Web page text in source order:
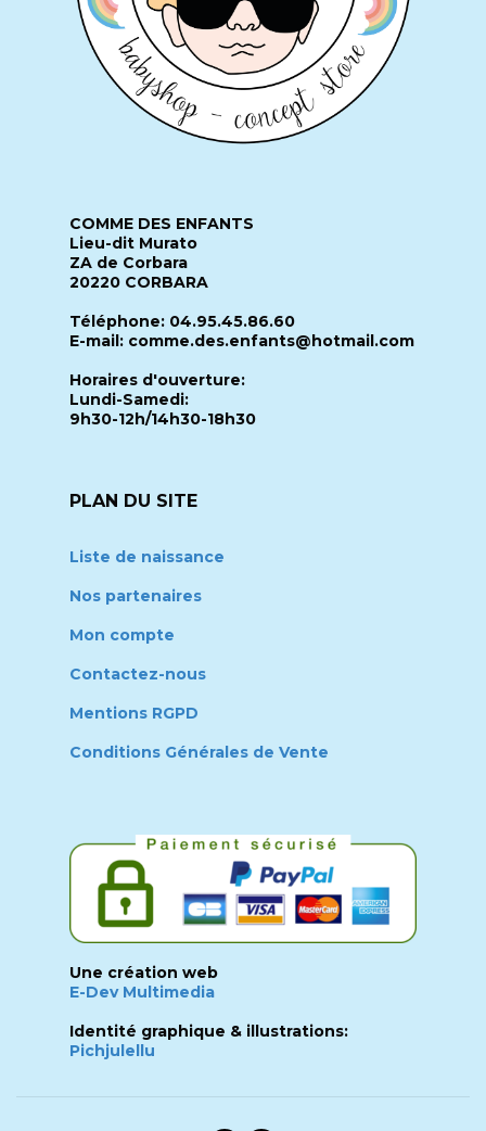
COMME DES ENFANTS
Lieu-dit Murato
ZA de Corbara
20220 CORBARA
Téléphone: 04.95.45.86.60
E-mail: comme.des.enfants@hotmail.com
Horaires d'ouverture:
Lundi-Samedi:
9h30-12h/14h30-18h30
PLAN DU SITE
Liste de naissance
Nos partenaires
Mon compte
Contactez-nous
Mentions RGPD
Conditions Générales de Vente
Une création web
E-Dev Multimedia
Identité graphique & illustrations:
Pichjulellu